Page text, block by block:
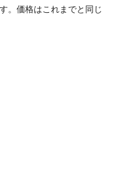
。価格はこれまでと同じ